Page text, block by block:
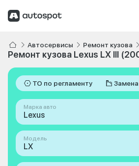
Автосервисы Ремонт кузова
Ремонт кузова Lexus LX III
ТО по регламенту
Марка авто
Lexus
Модель
LX